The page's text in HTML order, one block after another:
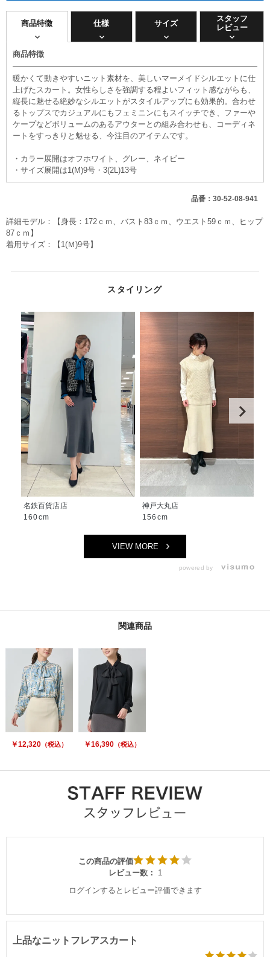
商品特徴 仕様 サイズ
スタッフ
レビュー
商品特徴
暖かくて動きやすいニット素材を、美しいマーメイドシルエットに仕
上げたスカート。女性らしさを強調する程よいフィット感ながらも、
縦長に魅せる絶妙なシルエットがスタイルアップにも効果的。合わせ
るトップスでカジュアルにもフェミニンにもスイッチでき、ファー
ケープなどボリュームのあるアウターとの組み合わせも、コーディネ
ートをすっきりと魅せる、今注目のアイテムです。
・カラー展開はオフホワイト、グレー、ネイビー
・サイズ展開は1(M)9号・3(2L)13号
品番：30-52-08-941
詳細モデル：【身長：172ｃｍ、バスト83ｃｍ、ウエスト59ｃｍ、ヒップ
87ｃｍ】
着用サイズ：【1(Ｍ)9号】
スタイリング
名鉄百貨店店
160cm
神戸大丸店
156cm
VIEW MORE
powered by
関連商品
￥12,320（税込） ￥16,390（税込）
この商品の評価
レビュー数：
1
ログインするとレビュー評価できます
上品なニットフレアスカート